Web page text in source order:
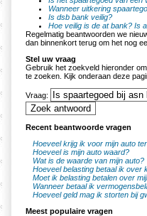
Wanneer uitkering
Is dsb bank veilig?
Hoe veilig is de at bank? Is
Regelmatig beantwoorden we
dan binnenkort terug om het nog
Stel uw vraag
Gebruik het zoekveld hieronder
te zoeken. Kijk onderaan deze
Vraag:
Recent beantwoorde vragen
Hoeveel krijg ik voor mijn auto
Hoeveel is mijn auto waard?
Wat is de waarde van mijn auto?
Hoeveel belasting betaal ik over
Moet ik belasting betalen over
Wanneer betaal ik
Hoeveel geld mag ik storten bij
Meest populaire vragen